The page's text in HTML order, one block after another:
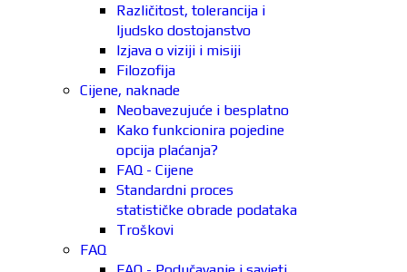
Različitost, tolerancija i
ljudsko dostojanstvo
Izjava o viziji i misiji
Filozofija
Cijene, naknade
Neobavezujuće i besplatno
Kako funkcionira pojedine
opcija plaćanja?
FAQ - Cijene
Standardni proces
statističke obrade podataka
Troškovi
FAQ